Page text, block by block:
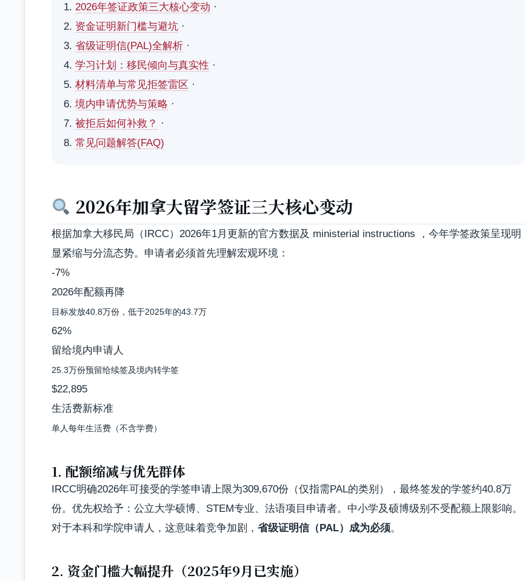
1. 2026年签证政策三大核心变动 ·
2. 资金证明新门槛与避坑 ·
3. 省级证明信(PAL)全解析 ·
4. 学习计划：移民倾向与真实性 ·
5. 材料清单与常见拒签雷区 ·
6. 境内申请优势与策略 ·
7. 被拒后如何补救？ ·
8. 常见问题解答(FAQ)
2026年加拿大留学签证三大核心变动
根据加拿大移民局（IRCC）2026年1月更新的官方数据及 ministerial instructions ，今年学签政策呈现明
显紧缩与分流态势。申请者必须首先理解宏观环境：
-7%
2026年配额再降
目标发放40.8万份，低于2025年的43.7万
62%
留给境内申请人
25.3万份预留给续签及境内转学签
$22,895
生活费新标准
单人每年生活费（不含学费）
1. 配额缩减与优先群体
IRCC明确2026年可接受的学签申请上限为309,670份（仅指需PAL的类别），最终签发的学签约40.8万
份。优先权给予：公立大学硕博、STEM专业、法语项目申请者。中小学及硕博级别不受配额上限影响。
对于本科和学院申请人，这意味着竞争加剧， 省级证明信（PAL）成为必须。
2. 资金门槛大幅提升（2025年9月已实施）